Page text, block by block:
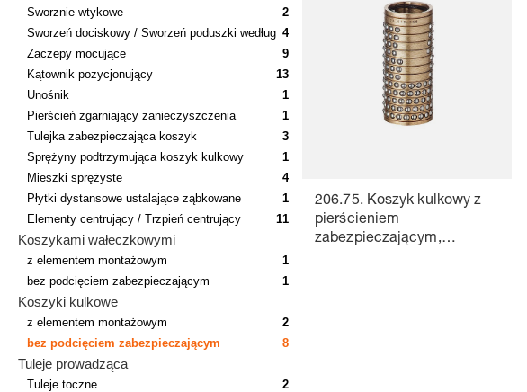
Sworznie wtykowe
2
Sworzeń dociskowy / Sworzeń poduszki według 4
Zaczepy mocujące
9
Kątownik pozycjonujący
13
Unośnik
1
Pierścień zgarniający zanieczyszczenia
1
Tulejka zabezpieczająca koszyk
3
Sprężyny podtrzymująca koszyk kulkowy
1
Mieszki sprężyste
4
Płytki dystansowe ustalające ząbkowane
1
Elementy centrujący / Trzpień centrujący
11
Koszykami wałeczkowymi
z elementem montażowym
1
bez podcięciem zabezpieczającym
1
Koszyki kulkowe
z elementem montażowym
2
bez podcięciem zabezpieczającym
8
Tuleje prowadząca
Tuleje toczne
2
206.75. Koszyk kulkowy z
pierścieniem
zabezpieczającym,